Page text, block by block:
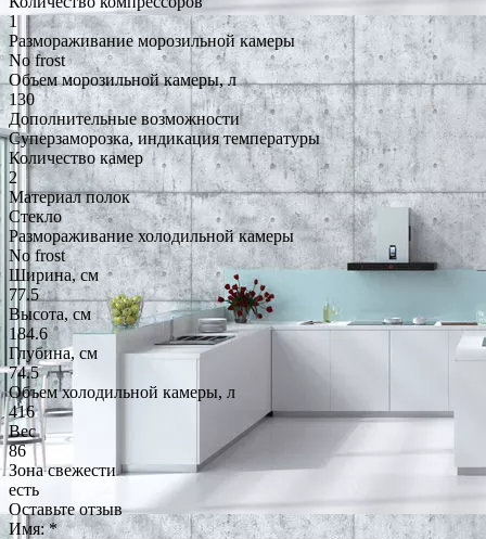
1
Размораживание морозильной камеры
No frost
Объем морозильной камеры, л
130
Дополнительные возможности
Суперзаморозка, индикация температуры
Количество камер
2
Материал полок
Стекло
Размораживание холодильной камеры
No frost
Ширина, см
77.5
Высота, см
184.6
Глубина, см
74.5
Объем холодильной камеры, л
416
Вес
86
Зона свежести
есть
Оставьте отзыв
Имя:*